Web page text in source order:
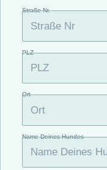
Straße Nr.
PLZ
Ort
Name Deines Hundes